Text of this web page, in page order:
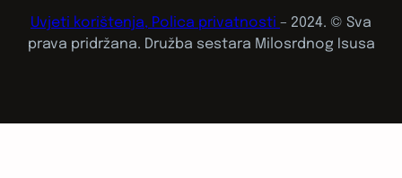
Uvjeti korištenja, Polica privatnosti – 2024. © Sva
prava pridržana. Družba sestara Milosrdnog Isusa